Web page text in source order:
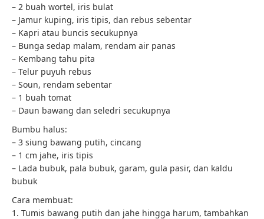
– 2 buah wortel, iris bulat
– Jamur kuping, iris tipis, dan rebus sebentar
– Kapri atau buncis secukupnya
– Bunga sedap malam, rendam air panas
– Kembang tahu pita
– Telur puyuh rebus
– Soun, rendam sebentar
– 1 buah tomat
– Daun bawang dan seledri secukupnya
Bumbu halus:
– 3 siung bawang putih, cincang
– 1 cm jahe, iris tipis
– Lada bubuk, pala bubuk, garam, gula pasir, dan kaldu
bubuk
Cara membuat:
1. Tumis bawang putih dan jahe hingga harum, tambahkan